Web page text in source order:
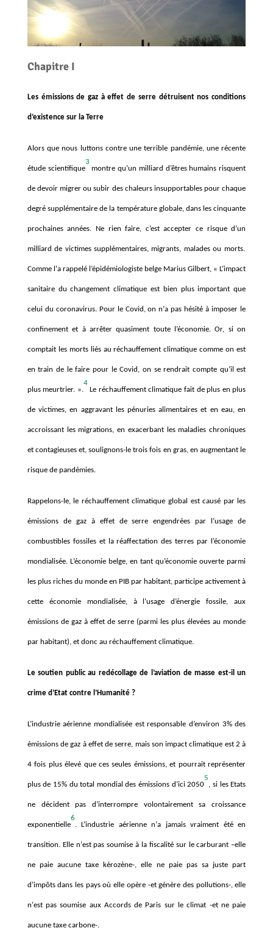
Chapitre I
Les émissions de gaz à effet de serre détruisent nos conditions
d’existence sur la Terre
Alors que nous luttons contre une terrible pandémie, une récente
étude scientifique
3
montre qu’un milliard d ’êtres humains risquent
de devoir migrer ou subir des chaleurs insupportables pour chaque
degré suppl émentaire de la température globale, dans les cinquante
prochaines années. Ne rien faire, c’est accepter ce risque d’un
milliard de victimes supplémentaires, migrants, malades ou morts.
Comme l ’a rappelé ’épidémiologiste belge Marius Gilbert, «L’impact
sanitaire du changement climatique est bien plus important que
celui du coronavirus. Pour le Covid, on n’a pas hésité à imposer le
confinement et à arrêter quasiment toute l’économie. Or, si on
comptait les morts liés au réchauffement climatique comme on est
en train de le faire pour le Covid, on se rendrait compte qu’il est
plus meurtrier. ».
4
Le réchauffement climatique fait de plus en plus
de victimes, en aggravant les pénuries alimentaires et en eau, en
accroissant les migrations, en exacerbant les maladies chroniques
et contagieuses et, soulignons-le trois fois en gras, en augmentant le
risque de pandémies.
Rappelons-le, le réchauffement climatique global est causé par les
émissions de gaz à effet de serre engendrées par l ’usage de
combustibles fossiles et la réaffectation des terres par l’économie
mondialisée. L ’économie belge, en tant qu’économie ouverte parmi
les plus riches du monde en PIB par habitant, participe activementà
cette économie mondialisée, à l’usage d’énergie fossile, aux
émissions de gaz à effet de serre (parmi les plus é levées au monde
par habitant), et donc au réchauffement climatique.
Le soutien public au redécollage de l’aviation de masse est-il un
crime d’Etat contre l’Humanité ?
L’industrie aérienne mondialisée est responsable d’environ 3% des
émissions de gaz à effet de serre, mais son impact climatique est 2 à
4 fois plus élevé que ces seules émissions, et pourrait représenter
plus de 15% du total mondial des émissions d’ici 2050
5
, si les Etats
ne décident pas d’interrompre volontairement sa croissance
exponentielle
6
. L’industrie aérienne n’a jamais vraiment été en
transition. Elle n’est pas soumiseà la fiscalité sur le carburant –elle
ne paie aucune taxe kérozène-, elle ne paie pas sa juste part
d ’impôts dans les pays où elle opère -et génère des pollutions-, elle
n’est pas soumise aux Accords de Paris sur le climat -et ne paie
aucune taxe carbone-.